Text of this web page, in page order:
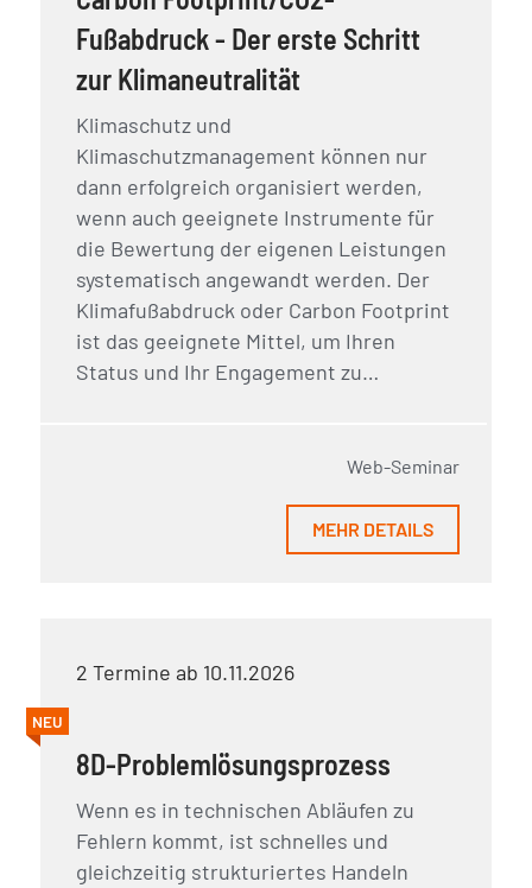
Fußabdruck - Der erste Schritt
zur Klimaneutralität
Klimaschutz und
Klimaschutzmanagement können nur
dann erfolgreich organisiert werden,
wenn auch geeignete Instrumente für
die Bewertung der eigenen Leistungen
systematisch angewandt werden. Der
Klimafußabdruck oder Carbon Footprint
ist das geeignete Mittel, um Ihren
Status und Ihr Engagement zu…
Web-Seminar
MEHR DETAILS
2 Termine ab 10.11.2026
NEU
8D-Problemlösungsprozess
Wenn es in technischen Abläufen zu
Fehlern kommt, ist schnelles und
gleichzeitig strukturiertes Handeln